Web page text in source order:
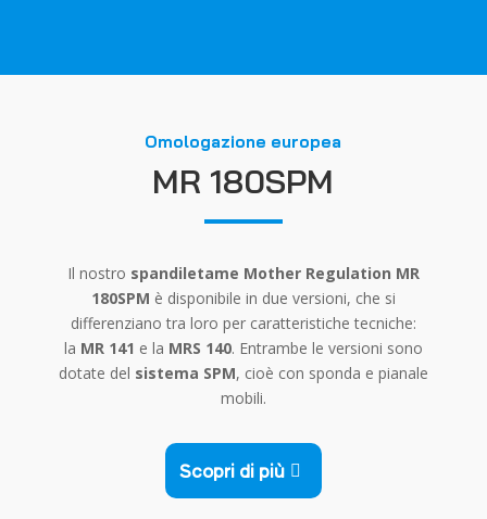
Omologazione europea
MR 180SPM
Il nostro spandiletame Mother Regulation MR
180SPM è disponibile in due versioni, che si
differenziano tra loro per caratteristiche tecniche:
la MR 141 e la MRS 140. Entrambe le versioni sono
dotate del sistema SPM, cioè con sponda e pianale
mobili.
Scopri di più